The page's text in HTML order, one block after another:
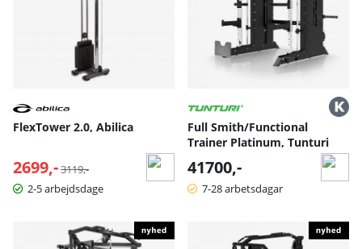
FlexTower 2.0, Abilica
2699,- Normalpris:
3119,-
2-5 arbejdsdage
Full Smith/Functional
Trainer Platinum, Tunturi
41700,-
7-28 arbetsdagar